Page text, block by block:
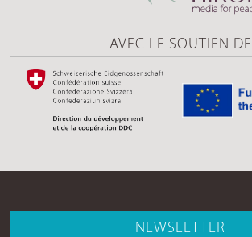
AVEC LE SOUTIEN DE
NEWSLETTER